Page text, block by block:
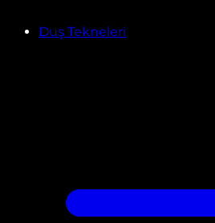
Duş Tekneleri